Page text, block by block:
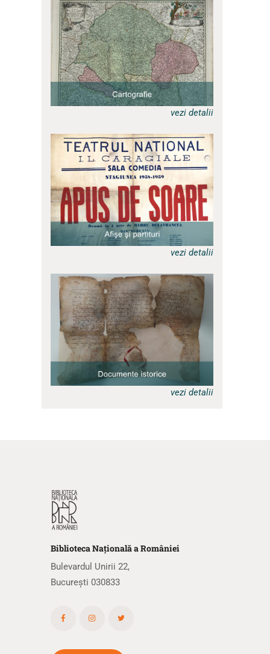
vezi detalii
vezi detalii
vezi detalii
BibliotecaNaționalăa României
Bulevardul Unirii 22,
București 030833